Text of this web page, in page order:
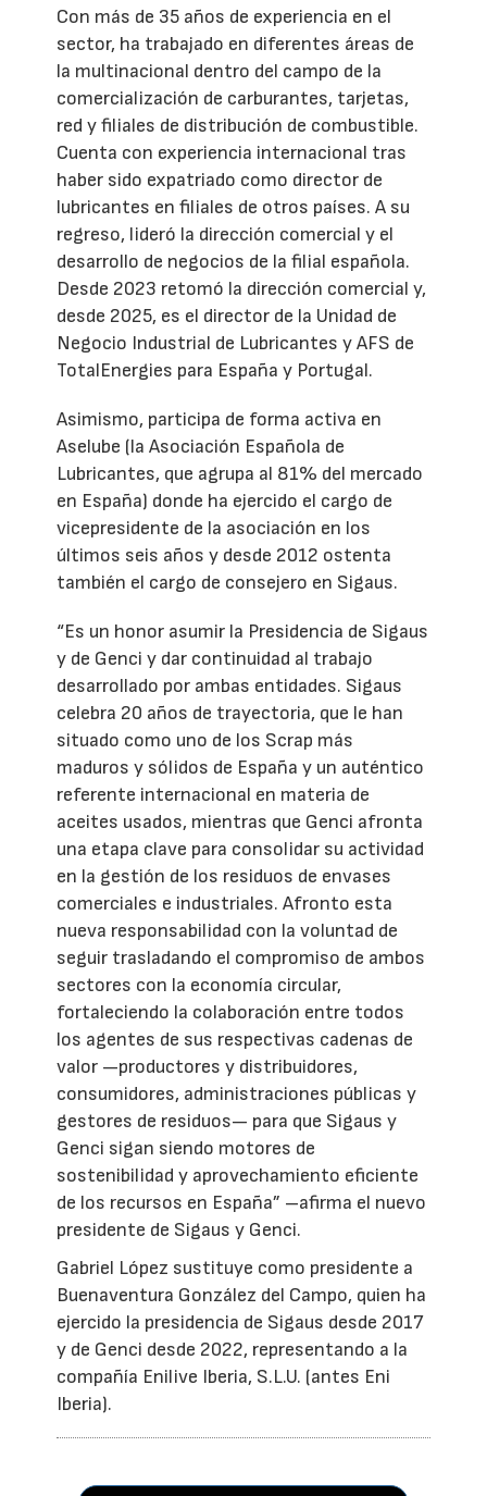
Con más de 35 años de experiencia en el
sector, ha trabajado en diferentes áreas de
la multinacional dentro del campo de la
comercialización de carburantes, tarjetas,
red y filiales de distribución de combustible.
Cuenta con experiencia internacional tras
haber sido expatriado como director de
lubricantes en filiales de otros países. A su
regreso, lideró la dirección comercial y el
desarrollo de negocios de la filial española.
Desde 2023 retomó la dirección comercial y,
desde 2025, es el director de la Unidad de
Negocio Industrial de Lubricantes y AFS de
TotalEnergies para España y Portugal.
Asimismo, participa de forma activa en
Aselube (la Asociación Española de
Lubricantes, que agrupa al 81% del mercado
en España) donde ha ejercido el cargo de
vicepresidente de la asociación en los
últimos seis años y desde 2012 ostenta
también el cargo de consejero en Sigaus.
“Es un honor asumir la Presidencia de Sigaus
y de Genci y dar continuidad al trabajo
desarrollado por ambas entidades. Sigaus
celebra 20 años de trayectoria, que le han
situado como uno de los Scrap más
maduros y sólidos de España y un auténtico
referente internacional en materia de
aceites usados, mientras que Genci afronta
una etapa clave para consolidar su actividad
en la gestión de los residuos de envases
comerciales e industriales. Afronto esta
nueva responsabilidad con la voluntad de
seguir trasladando el compromiso de ambos
sectores con la economía circular,
fortaleciendo la colaboración entre todos
los agentes de sus respectivas cadenas de
valor —productores y distribuidores,
consumidores, administraciones públicas y
gestores de residuos— para que Sigaus y
Genci sigan siendo motores de
sostenibilidad y aprovechamiento eficiente
de los recursos en España” –afirma el nuevo
presidente de Sigaus y Genci.
Gabriel López sustituye como presidente a
Buenaventura González del Campo, quien ha
ejercido la presidencia de Sigaus desde 2017
y de Genci desde 2022, representando a la
compañía Enilive Iberia, S.L.U. (antes Eni
Iberia).